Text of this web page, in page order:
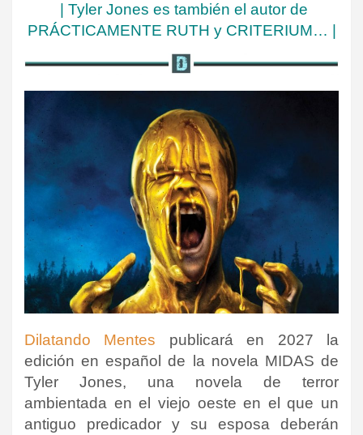
| Tyler Jones es también el autor de
PRÁCTICAMENTE RUTH y CRITERIUM… |
Dilatando Mentes publicará en 2027 la
edición en español de la novela MIDAS de
Tyler Jones, una novela de terror
ambientada en el viejo oeste en el que un
antiguo predicador y su esposa deberán